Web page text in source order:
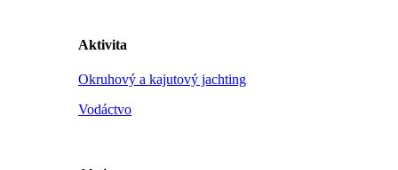
Aktivita
Okruhový a kajutový jachting
Vodáctvo